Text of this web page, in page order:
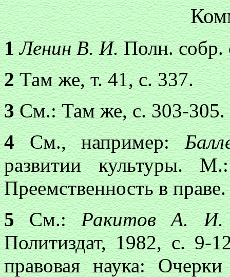
1 Ленин В. И.Полн. собр.
2Там же, т. 41, с. 337.
3См.: Там же, с. 303-305.
4См., например:
развитии культуры.
Преемственность в
5См.:Ракитов А.
Политиздат, 1982, с. 9-
правовая наука: